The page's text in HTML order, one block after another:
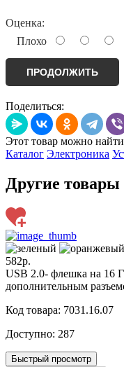
Оценка:
Плохо
ПРОДОЛЖИТЬ
Поделиться:
Этот товар можно найти
Каталог Электроника
Другие товары
582р.
USB 2.0- флешка на 16
дополнительным
Код товара: 7031.16.07
Доступно: 287
Быстрый просмотр